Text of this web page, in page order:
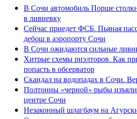
В Сочи автомобиль Порше
в ливневку
Сейчас приедет ФСБ. Пьяная
дебош в аэропорту Сочи
В Сочи ожидаются сильные
Хитрые схемы риэлторов. Как
попасть в обсерватор
Скандал на водопадах в Сочи.
Полтонны «черной» рыбы
центре Сочи
Незаконный шлагбаум на